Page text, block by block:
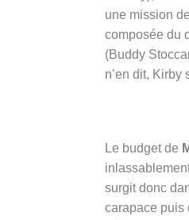
une mission
composée du
(Buddy
n’en dit,
Le budget de
surgit donc
carapace puis